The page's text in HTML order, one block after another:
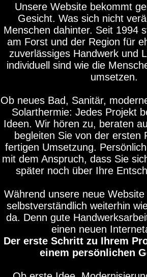
Unsere Website bekommt
Gesicht. Was sich nicht
Menschen dahinter. Seit 1994
am Forst und der Region für
zuverlässiges Handwerk und
individuell sind wie die
umsetzen.
Ob neues Bad, Sanitär,
Solarthermie: Jedes Projekt
Ideen. Wir hören zu, beraten
begleiten Sie von der ersten
fertigen Umsetzung.
mit dem Anspruch, dass Sie
später noch über Ihre
Während unsere neue
selbstverständlich weiterhin
da. Denn gute
einen neuen
Der erste Schritt zu Ihrem
einem persönlichen